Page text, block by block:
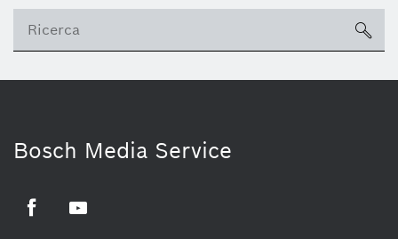
Bosch Media Service